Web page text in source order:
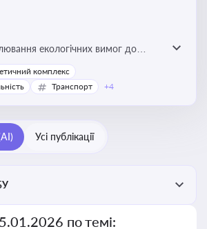
екологічних вимог до
з дозволами, перевірками,
і гармонізацією з
комплекс
Транспорт +4
Усі публікації
по темі: